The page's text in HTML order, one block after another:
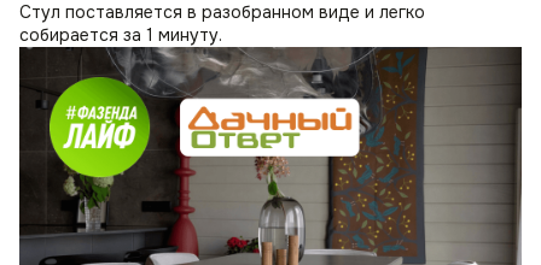
Стул поставляется в разобранном виде и легко
собирается за 1 минуту.